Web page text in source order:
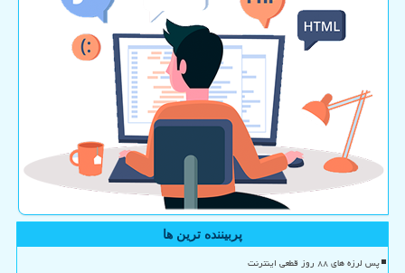
پربیننده ترین ها
پس لرزه های ۸۸ روز قطعی اینترنت